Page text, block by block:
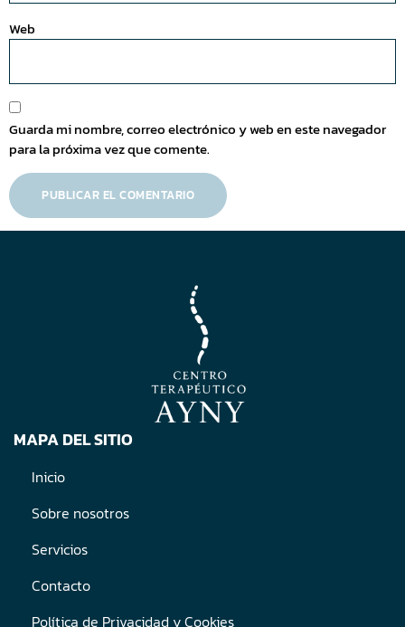
Web
Guarda mi nombre, correo electrónico y web en este navegador
para la próxima vez que comente.
MAPA DEL SITIO
Inicio
Sobre nosotros
Servicios
Contacto
Política de Privacidad y Cookies